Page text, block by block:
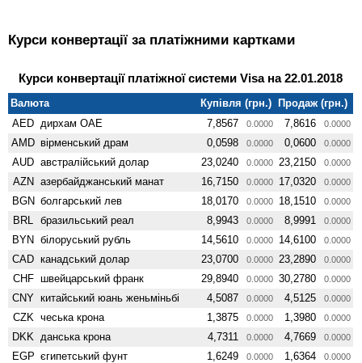
Курси конвертації за платіжними картками
Курси конвертації платіжної системи Visa на 22.01.2018
Валюта Купівля (грн.)
Продаж (грн.)
AED дирхам ОАЕ 7,8567 0.0000 7,8616 0.0000
AMD вiрменський драм 0,0598 0.0000 0,0600 0.0000
AUD австралійський долар 23,0240 0.0000 23,2150 0.0000
AZN азербайджанський манат 16,7150 0.0000 17,0320 0.0000
BGN болгарський лев 18,0170 0.0000 18,1510 0.0000
BRL бразильський реал 8,9943 0.0000 8,9991 0.0000
BYN білоруський рубль 14,5610 0.0000 14,6100 0.0000
CAD канадський долар 23,0700 0.0000 23,2890 0.0000
CHF швейцарський франк 29,8940 0.0000 30,2780 0.0000
CNY китайський юань женьмiньбi 4,5087 0.0000 4,5125 0.0000
CZK чеська крона 1,3875 0.0000 1,3980 0.0000
DKK данська крона 4,7311 0.0000 4,7669 0.0000
EGP єгипетський фунт 1,6249 0.0000 1,6364 0.0000